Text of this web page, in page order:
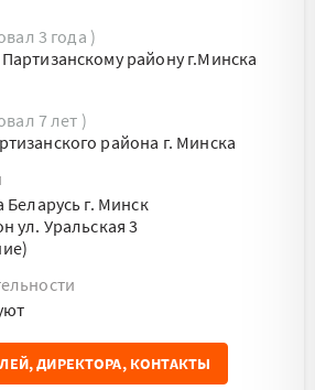
3 года )
району г.Минска
7 лет )
района г. Минска
Беларусь г. Минск
ул. Уральская 3
ДИРЕКТОРА, КОНТАКТЫ